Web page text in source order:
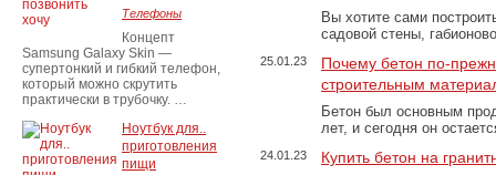
Вы хотите сами
садовой стены,
25.01.23
Почему бетон по-
строительным
Бетон был основным
лет, и сегодня он
24.01.23 Купить бетон на
Телефоны
Концепт
Samsung Galaxy Skin —
супертонкий и гибкий телефон,
который можно скрутить
практически в трубочку. …
Ноутбук для..
приготовления
пищи